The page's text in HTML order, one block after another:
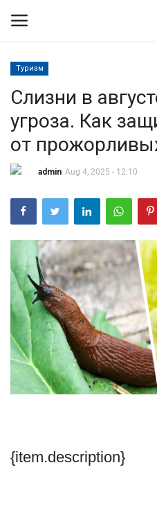
Контакты
Правила размещения
Экономика
Технологии
Спорт
Туризм
Недвижимость
Туризм
Слизни в
угроза. Как
от
admin Aug 4, 2025 - 12:10
{item.description}